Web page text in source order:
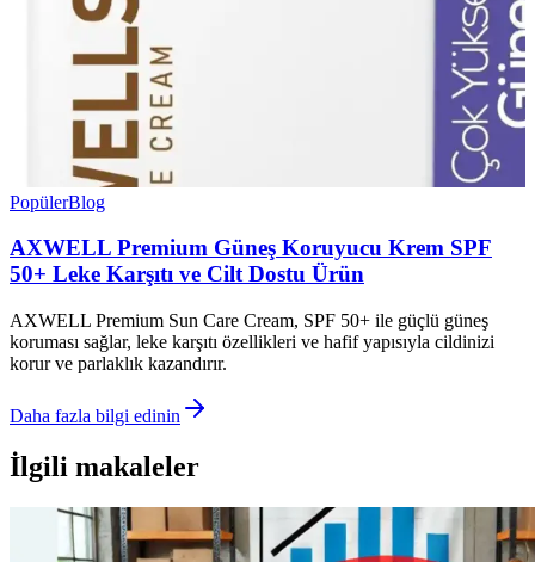
PopülerBlog
AXWELL Premium Güneş Koruyucu Krem SPF
50+ Leke Karşıtı ve Cilt Dostu Ürün
AXWELL Premium Sun Care Cream, SPF 50+ ile güçlü güneş
koruması sağlar, leke karşıtı özellikleri ve hafif yapısıyla cildinizi
korur ve parlaklık kazandırır.
Daha fazla bilgi edinin
İlgili makaleler